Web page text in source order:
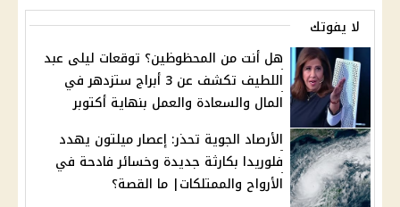
لا يفوتك
هل أنت من المحظوظين؟ توقعات ليلى عبد
اللطيف تكشف عن 3 أبراج ستزدهر في
المال والسعادة والعمل بنهاية أكتوبر
الأرصاد الجوية تحذر: إعصار ميلتون يهدد
فلوريدا بكارثة جديدة وخسائر فادحة في
الأرواح والممتلكات| ما القصة؟